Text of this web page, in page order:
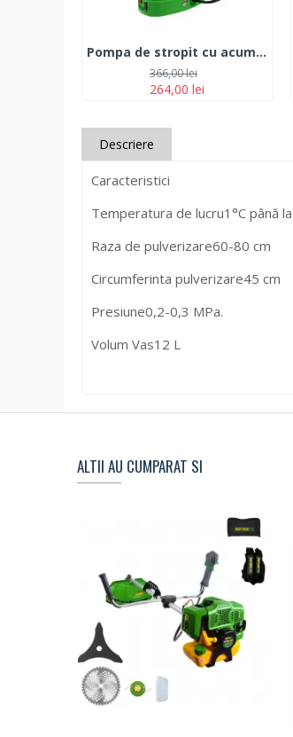
Pompa de stropit cu acumulator 18L
264,00 lei
366,00 lei
Descriere
Caracteristici
Temperatura de lucru1°C până
Raza de pulverizare60-80 cm
Circumferinta pulverizare45 cm
Presiune0,2-0,3 MPa.
Volum Vas12 L
ALTII AU CUMPARAT SI